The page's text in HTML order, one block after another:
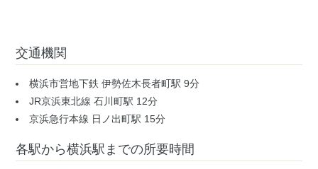
交通機関
横浜市営地下鉄 伊勢佐木長者町駅 9分
JR京浜東北線 石川町駅 12分
京浜急行本線 日ノ出町駅 15分
各駅から横浜駅までの所要時間